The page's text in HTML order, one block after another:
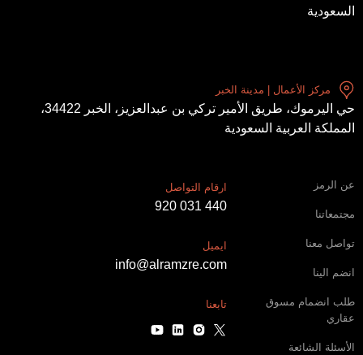
السعودية
مركز الأعمال | مدينة الخبر
حي اليرموك، طريق الأمير تركي بن عبدالعزيز، الخبر 34422،
المملكة العربية السعودية
عن الرمز
مجتمعاتنا
تواصل معنا
انضم الينا
طلب انضمام مسوق
عقاري
الأسئلة الشائعة
ارقام التواصل
920 031 440
ايميل
info@alramzre.com
تابعنا